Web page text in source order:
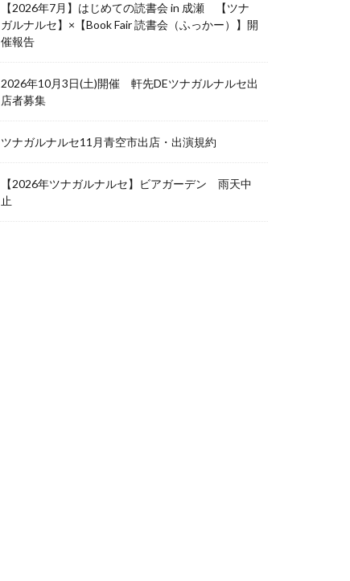
【2026年7月】はじめての読書会 in 成瀬 【ツナ
ガルナルセ】×【Book Fair 読書会（ふっかー）】開
催報告
2026年10月3日(土)開催 軒先DEツナガルナルセ出
店者募集
ツナガルナルセ11月青空市出店・出演規約
【2026年ツナガルナルセ】ビアガーデン 雨天中
止